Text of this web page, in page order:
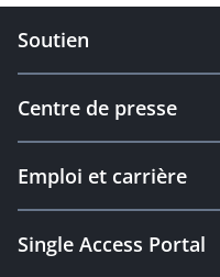
Soutien
Centre de presse
Emploi et carrière
Single Access Portal